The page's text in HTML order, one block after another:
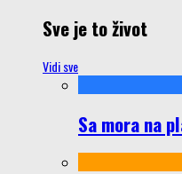
Sve je to život
Vidi sve
Sa mora na